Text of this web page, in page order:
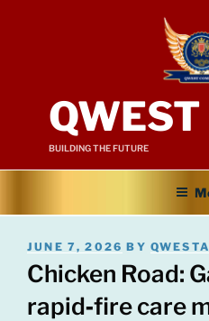
QWEST
BUILDING THE FUTURE
POSTED
ON
JUNE 7, 2026 BY
Chicken Road:
rapid‑fire care